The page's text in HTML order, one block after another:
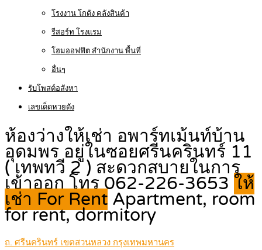
โรงงาน โกดัง คลังสินค้า
รีสอร์ท โรงแรม
โฮมออฟฟิต สำนักงาน พื้นที่
อื่นๆ
รับโพสต์อสังหา
เลขเด็ดหวยดัง
ห้องว่างให้เช่า อพาร์ทเม้นท์บ้าน
อุดมพร อยู่ในซอยศรีนครินทร์ 11
( เทพทวี 2 ) สะดวกสบายในการ
เข้าออก โทร 062-226-3653 ให้
เช่า For Rent Apartment, room
for rent, dormitory
ถ. ศรีนครินทร์ เขตสวนหลวง กรุงเทพมหานคร